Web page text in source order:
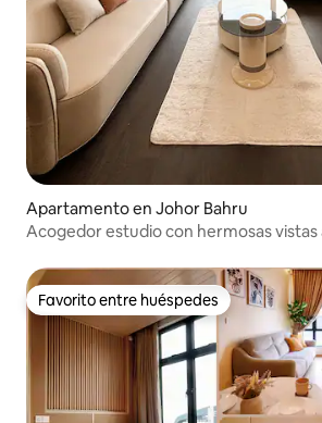
Apartamento en Johor Bahru
Acogedor estudio con hermosas vistas
Favorito entre huéspedes
Favorito entre huéspedes